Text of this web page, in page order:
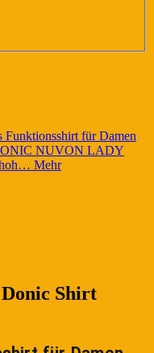
Funktionsshirt für Damen
NUVON LADY
hoh… Mehr
Shirt